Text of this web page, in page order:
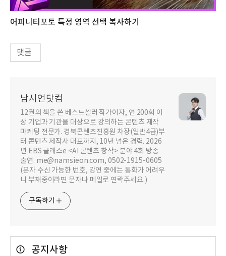
어피니티포토 특정 영역 선택 복사하기
댓글
남시언닷컴
12권의 책을 쓴 베스트셀러 작가이자, 연 200회 이
상 기업과 기관을 대상으로 강의하는 콘텐츠 제작
마케팅 전문가. 경북콘텐츠진흥원 차장(일반4급)부
터 콘텐츠 제작사 대표까지, 10년 넘은 경력. 2026
년 EBS 클래스e <AI 콘텐츠 창작> 분야 4회 방송
출연. me@namsieon.com, 0502-1915-0605
(문자 수신 가능한 번호, 강연 중에는 통화가 어려우
니 부재중이라면 문자나 메일로 연락주세요.)
구독하기
공지사항